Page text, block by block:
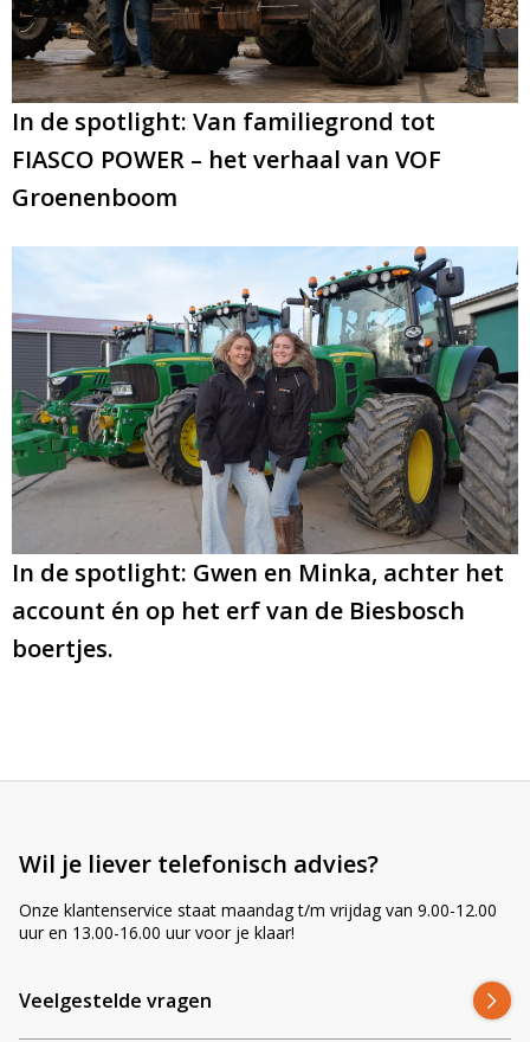
In de spotlight: Van familiegrond tot
FIASCO POWER – het verhaal van VOF
Groenenboom
In de spotlight: Gwen en Minka, achter het
account én op het erf van de Biesbosch
boertjes.
Wil je liever telefonisch advies?
Onze klantenservice staat maandag t/m vrijdag van 9.00-12.00
uur en 13.00-16.00 uur voor je klaar!
Veelgestelde vragen
Email
A
e
n
a
t
i
v
e